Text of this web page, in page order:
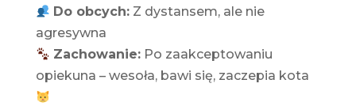
Do obcych: Z dystansem, ale nie
agresywna
Zachowanie: Po zaakceptowaniu
opiekuna – wesoła, bawi się, zaczepia kota